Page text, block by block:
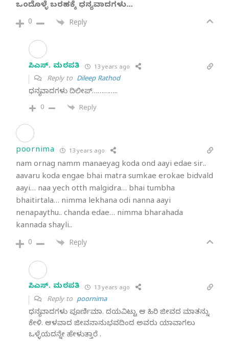
ಒಂದೊಳ್ಳೆ ಬರಹಕ್ಕೆ ಧನ್ಯವಾದಗಳು…
0 Reply
ಸಿ. ಎಸ್. ಮಠಪತಿ 13 years ago
Reply to Dileep Rathod
ಧನ್ಯವಾದಗಳು ದಿಲೀಪ್…………..
0 Reply
poornima 13 years ago
nam ornag namm manaeyag koda ond aayi edae sir..
aavaru koda engae bhai matra sumkae erokae bidvald
aayi… naa yech otth malgidra… bhai tumbha
bhaitirtala… nimma lekhana odi nanna aayi
nenapaythu.. chanda edae… nimma bharahada
kannada shayli..
0 Reply
ಸಿ. ಎಸ್. ಮಠಪತಿ 13 years ago
Reply to poornima
ಧನ್ಯವಾದಗಳು ಪೂರ್ಣಿಮಾ. ದಯವಿಟ್ಟು ಆ ಹಿರಿ ಜೀವದ ಮಾತನ್ನು
ಕೇಳಿ. ಆಳವಾದ ಜೀವನಾನುಭವದಿಂದ ಅವರು ಯಾವಾಗಲು
ಒಳ್ಳೆಯದನ್ನೇ ಹೇಳುತ್ತಾರೆ .